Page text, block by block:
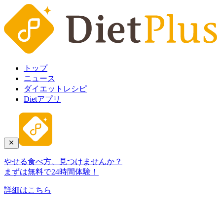
トップ
ニュース
ダイエットレシピ
Dietアプリ
やせる食べ方、見つけませんか？
まずは無料で24時間体験！
詳細はこちら